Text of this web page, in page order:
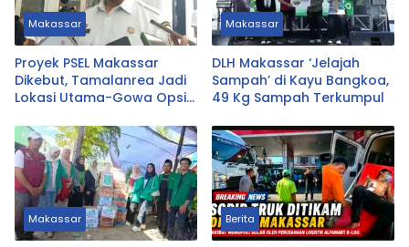
Makassar
Proyek PSEL Makassar
Dikebut, Tamalanrea Jadi
Lokasi Utama-Gowa Opsi
Makassar
DLH Makassar ‘Jelajah
Sampah’ di Kayu Bangkoa,
49 Kg Sampah Terkumpul
Makassar Berita